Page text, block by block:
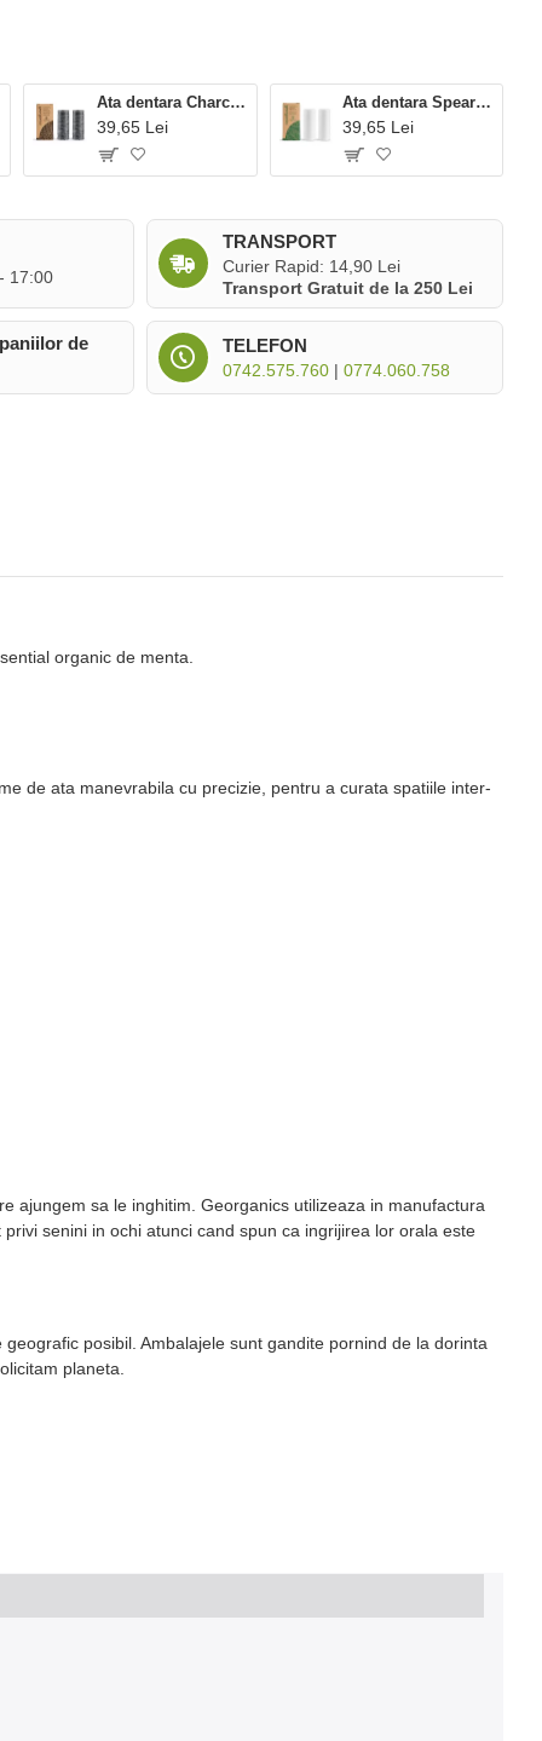
17:00
TRANSPORT
Curier Rapid: 14,90 Lei
Transport Gratuit de la 250 Lei
de
TELEFON
0742.575.760| 0774.060.758
Ata dentara Charcoal - rezerve (2 buc x 50m), Georganics
39,65 Lei
Ata dentara Spearmint - rezerve (2 buc x 50m), Georganics
39,65 Lei
organic de menta.
de ata manevrabila cu precizie, pentru a curata spatiile inter-
ajungem sa le inghitim. Georganics utilizeaza in manufactura
senini in ochi atunci cand spun ca ingrijirea lor orala este
posibil. Ambalajele sunt gandite pornind de la dorinta
planeta.